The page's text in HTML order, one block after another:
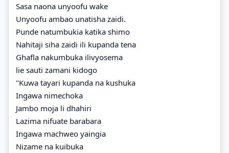
Sasa naona unyoofu wake
Unyoofu ambao unatisha zaidi.
Punde natumbukia katika shimo
Nahitaji siha zaidi ili kupanda tena
Ghafla nakumbuka ilivyosema
lie sauti zamani kidogo
"Kuwa tayari kupanda na kushuka
Ingawa nimechoka
Jambo moja li dhahiri
Lazima nifuate barabara
Ingawa machweo yaingia
Nizame na kuibuka